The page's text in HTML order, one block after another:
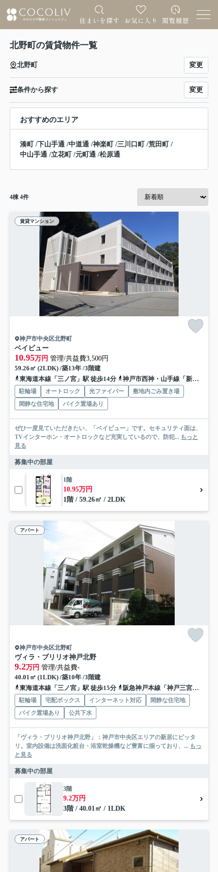
北野町の賃貸物件一覧
北野町 変更
条件から探す 変更
おすすめのエリア
湊町/下山手通 /中道通 /神楽町/三川口町/荒田町/
中山手通 /立花町/元町通 /松原通
4棟 4件
賃貸マンション
神戸市中央区北野町
ベイビュー
10.95万円 管理/共益費3,500円
59.26㎡ (2LDK) /築13年 /3階建
東海道本線「三ノ宮」駅 徒歩14分
神戸市西神・山手線「新神戸」駅 徒歩11分
駐輪場 オートロック 光ファイバー
敷地内ごみ置き場
閑静な住宅地
バイク置場あり
ぜひ一度見ていただきたい、「ベイビュー」です。セキュリティ面は、
TVインターホン・オートロックなど充実しているので、防犯... もっと
見る
募集中の部屋
1階
10.95万円
1階 / 59.26㎡ / 2LDK
アパート
神戸市中央区北野町
ヴィラ・ブリリオ神戸北野
9.2万円 管理/共益費-
40.01㎡ (1LDK) /築10年 /3階建
東海道本線「三ノ宮」駅 徒歩15分
阪急神戸本線「神戸三宮」駅 徒歩15分
駐輪場 宅配ボックス インターネット対応
閑静な住宅地
バイク置場あり
公共下水
「ヴィラ・ブリリオ神戸北野」：神戸市中央区エリアの新居にピッタ
リ。室内設備は洗面化粧台・浴室乾燥機など豊富に揃っており、... もっ
と見る
募集中の部屋
3階
9.2万円
3階 / 40.01㎡ / 1LDK
アパート